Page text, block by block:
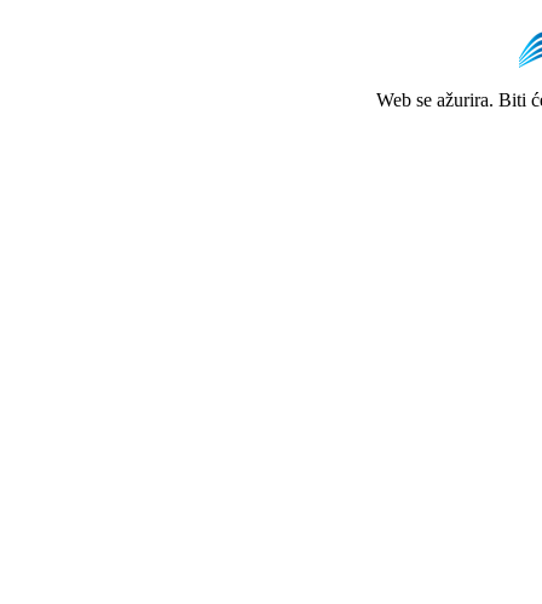
Web se ažurira. Biti